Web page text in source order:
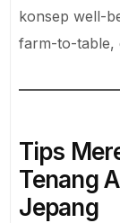
konsep well-
farm-to-table,
Tips
Tenang
Jepang